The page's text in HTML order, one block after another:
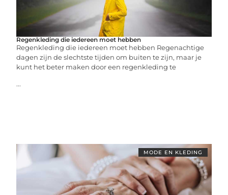
Regenkleding die iedereen moet hebben
Regenkleding die iedereen moet hebben Regenachtige
dagen zijn de slechtste tijden om buiten te zijn, maar je
kunt het beter maken door een regenkleding te
...
MODE EN KLEDING